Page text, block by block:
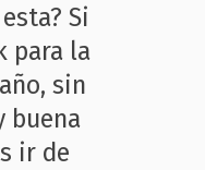
Si
para la
sin
buena
ir de